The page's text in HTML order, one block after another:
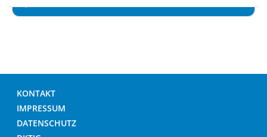
KONTAKT
IMPRESSUM
DATENSCHUTZ